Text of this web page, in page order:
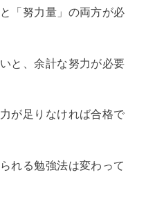
「努力量」の両方が必
と、余計な努力が必要
が足りなければ合格で
れる勉強法は変わって